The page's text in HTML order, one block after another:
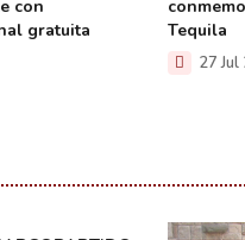
con
gratuita
Tequila
27 Jul